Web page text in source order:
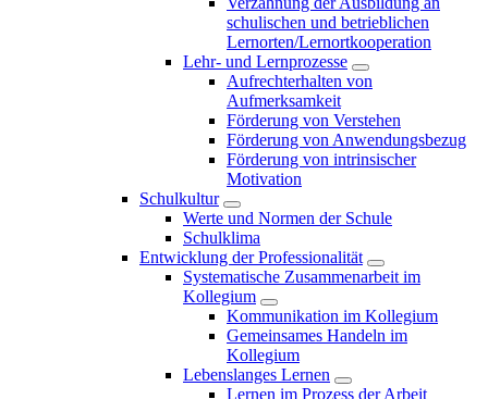
schulischen und betrieblichen
Lernorten/Lernortkooperation
Lehr- und Lernprozesse
Aufrechterhalten von
Aufmerksamkeit
Förderung von Verstehen
Förderung von Anwendungsbezug
Förderung von intrinsischer
Motivation
Schulkultur
Werte und Normen der Schule
Schulklima
Entwicklung der Professionalität
Systematische Zusammenarbeit im
Kollegium
Kommunikation im Kollegium
Gemeinsames Handeln im
Kollegium
Lebenslanges Lernen
Lernen im Prozess der Arbeit